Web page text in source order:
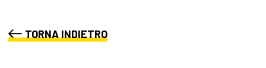
TORNA INDIETRO